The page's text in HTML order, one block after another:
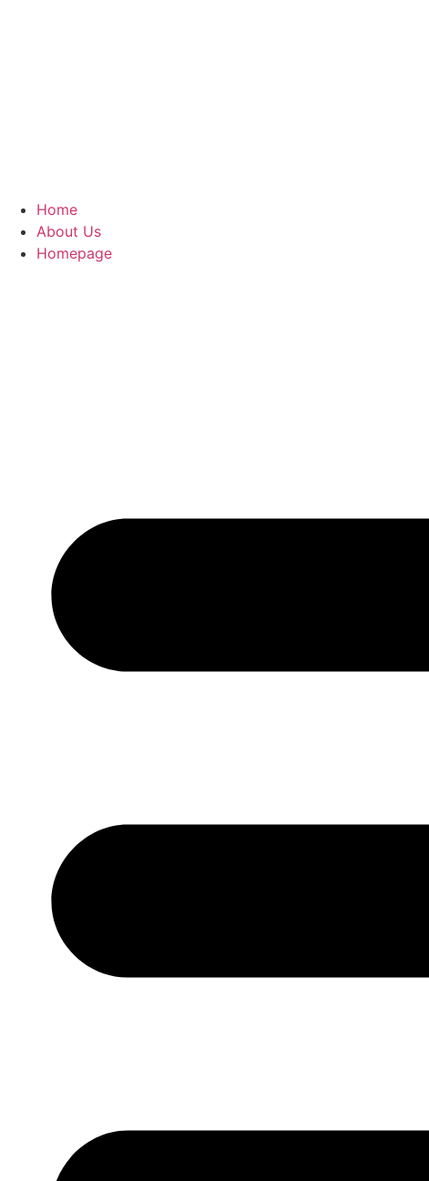
Home
About Us
Homepage